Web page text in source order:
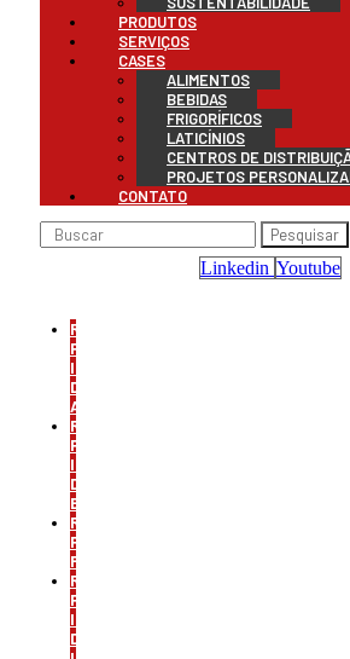
PRODUTOS
SERVIÇOS
CASES
ALIMENTOS
BEBIDAS
FRIGORÍFICOS
LATICÍNIOS
CENTROS DE
PROJETOS
CONTATO
Pesquisar
Linkedin Youtube
REFRIGERAÇÃO
PARA
INDÚSTRIA
DE
ALIMENTOS
REFRIGERAÇÃO
PARA
INDÚSTRIA
DE
BEBIDAS
REFRIGERAÇÃO
PARA
FRIGORÍFICOS
REFRIGERAÇÃO
PARA
INDÚSTRIA
DE